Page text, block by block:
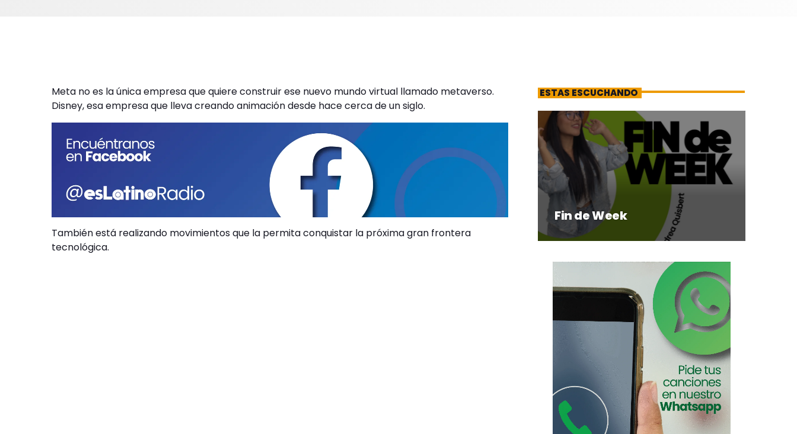
Meta no es la única empresa que quiere construir ese nuevo mundo virtual llamado metaverso.
Disney, esa empresa que lleva creando animación desde hace cerca de un siglo.
También está realizando movimientos que la permita conquistar la próxima gran frontera
tecnológica.
ESTAS ESCUCHANDO
Fin de Week